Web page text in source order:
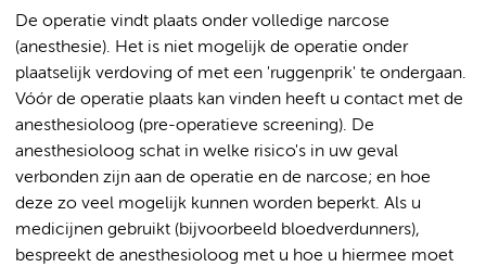
De operatie vindt plaats onder volledige narcose
(anesthesie). Het is niet mogelijk de operatie onder
plaatselijk verdoving of met een 'ruggenprik' te ondergaan.
Vóór de operatie plaats kan vinden heeft u contact met de
anesthesioloog (pre-operatieve screening). De
anesthesioloog schat in welke risico's in uw geval
verbonden zijn aan de operatie en de narcose; en hoe
deze zo veel mogelijk kunnen worden beperkt. Als u
medicijnen gebruikt (bijvoorbeeld bloedverdunners),
bespreekt de anesthesioloog met u hoe u hiermee moet